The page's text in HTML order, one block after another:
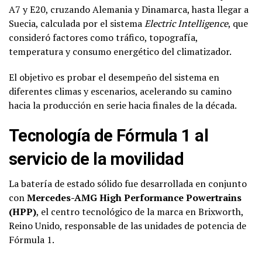
A7 y E20, cruzando Alemania y Dinamarca, hasta llegar a
Suecia, calculada por el sistemaElectric Intelligence, que
consideró factores como tráfico, topografía,
temperatura y consumo energético del climatizador.
El objetivo es probar el desempeño del sistema en
diferentes climas y escenarios, acelerando su camino
hacia la producción en serie hacia finales de la década.
Tecnología de Fórmula 1 al
servicio de la movilidad
La batería de estado sólido fue desarrollada en conjunto
conMercedes-AMG High Performance Powertrains
(HPP), el centro tecnológico de la marca en Brixworth,
Reino Unido, responsable de las unidades de potencia de
Fórmula 1.